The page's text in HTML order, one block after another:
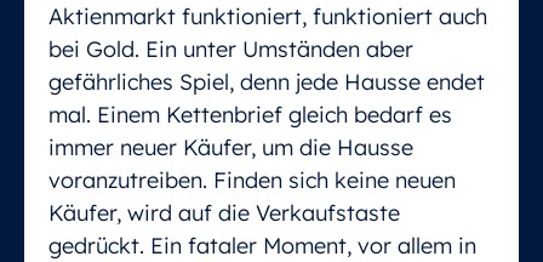
Aktienmarkt funktioniert, funktioniert auch
bei Gold. Ein unter Umständen aber
gefährliches Spiel, denn jede Hausse endet
mal. Einem Kettenbrief gleich bedarf es
immer neuer Käufer, um die Hausse
voranzutreiben. Finden sich keine neuen
Käufer, wird auf die Verkaufstaste
gedrückt. Ein fataler Moment, vor allem in